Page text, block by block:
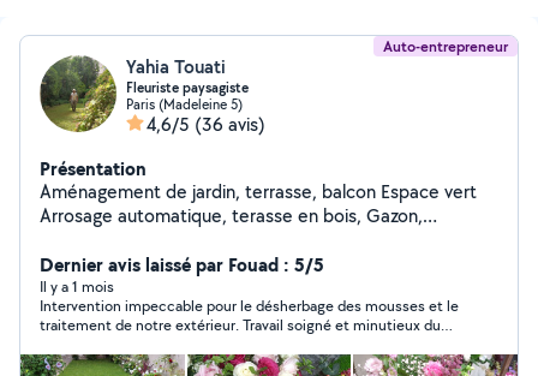
Auto-entrepreneur
Yahia Touati
Fleuriste paysagiste
Paris (Madeleine 5)
4,6/5 (36 avis)
Présentation
Aménagement de jardin, terrasse, balcon Espace vert
Arrosage automatique, terasse en bois, Gazon,
Dernier avis laissé par Fouad : 5/5
Il y a 1 mois
Intervention impeccable pour le désherbage des mousses et le
traitement de notre extérieur. Travail soigné et minutieux du
été ponctuelle, organisée et très professionnelle. Le résultat